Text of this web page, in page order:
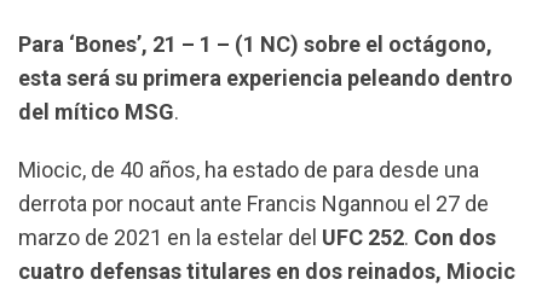
Para ‘Bones’, 21 – 1 – (1 NC) sobre el octágono,
esta será su primera experiencia peleando dentro
del mítico MSG.
Miocic, de 40 años, ha estado de para desde una
derrota por nocaut ante Francis Ngannou el 27 de
marzo de 2021 en la estelar del UFC 252. Con dos
cuatro defensas titulares en dos reinados, Miocic